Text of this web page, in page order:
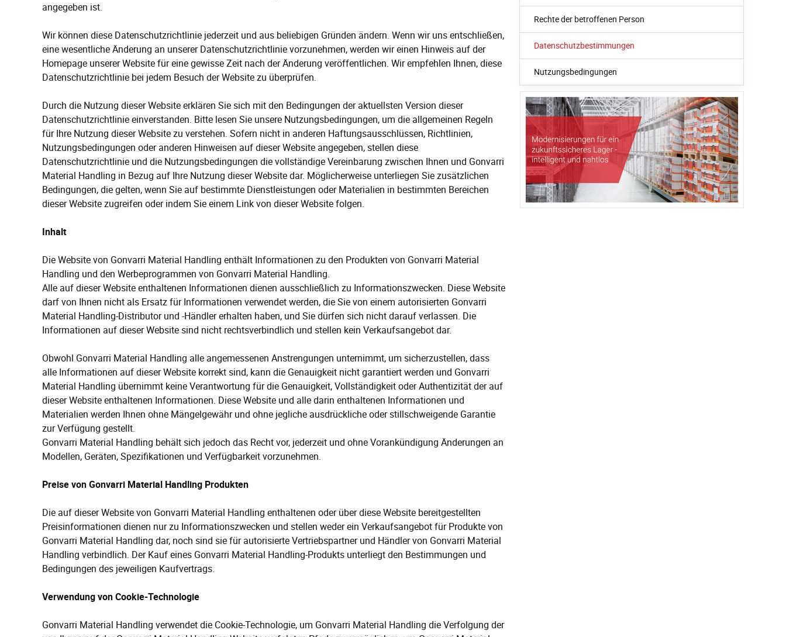
angegeben ist.
Wir können diese Datenschutzrichtlinie jederzeit und aus beliebigen Gründen ändern. Wenn wir uns entschließen,
eine wesentliche Änderung an unserer Datenschutzrichtlinie vorzunehmen, werden wir einen Hinweis auf der
Homepage unserer Website für eine gewisse Zeit nach der Änderung veröffentlichen. Wir empfehlen Ihnen, diese
Datenschutzrichtlinie bei jedem Besuch der Website zu überprüfen.
Durch die Nutzung dieser Website erklären Sie sich mit den Bedingungen der aktuellsten Version dieser
Datenschutzrichtlinie einverstanden. Bitte lesen Sie unsere Nutzungsbedingungen, um die allgemeinen Regeln
für Ihre Nutzung dieser Website zu verstehen. Sofern nicht in anderen Haftungsausschlüssen, Richtlinien,
Nutzungsbedingungen oder anderen Hinweisen auf dieser Website angegeben, stellen diese
Datenschutzrichtlinie und die Nutzungsbedingungen die vollständige Vereinbarung zwischen Ihnen und Gonvarri
Material Handling in Bezug auf Ihre Nutzung dieser Website dar. Möglicherweise unterliegen Sie zusätzlichen
Bedingungen, die gelten, wenn Sie auf bestimmte Dienstleistungen oder Materialien in bestimmten Bereichen
dieser Website zugreifen oder indem Sie einem Link von dieser Website folgen.
Inhalt
Die Website von Gonvarri Material Handling enthält Informationen zu den Produkten von Gonvarri Material
Handling und den Werbeprogrammen von Gonvarri Material Handling.
Alle auf dieser Website enthaltenen Informationen dienen ausschließlich zu Informationszwecken. Diese Website
darf von Ihnen nicht als Ersatz für Informationen verwendet werden, die Sie von einem autorisierten Gonvarri
Material Handling-Distributor und -Händler erhalten haben, und Sie dürfen sich nicht darauf verlassen. Die
Informationen auf dieser Website sind nicht rechtsverbindlich und stellen kein Verkaufsangebot dar.
Obwohl Gonvarri Material Handling alle angemessenen Anstrengungen unternimmt, um sicherzustellen, dass
alle Informationen auf dieser Website korrekt sind, kann die Genauigkeit nicht garantiert werden und Gonvarri
Material Handling übernimmt keine Verantwortung für die Genauigkeit, Vollständigkeit oder Authentizität der auf
dieser Website enthaltenen Informationen. Diese Website und alle darin enthaltenen Informationen und
Materialien werden Ihnen ohne Mängelgewähr und ohne jegliche ausdrückliche oder stillschweigende Garantie
zur Verfügung gestellt.
Gonvarri Material Handling behält sich jedoch das Recht vor, jederzeit und ohne Vorankündigung Änderungen an
Modellen, Geräten, Spezifikationen und Verfügbarkeit vorzunehmen.
Preise von Gonvarri Material Handling Produkten
Die auf dieser Website von Gonvarri Material Handling enthaltenen oder über diese Website bereitgestellten
Preisinformationen dienen nur zu Informationszwecken und stellen weder ein Verkaufsangebot für Produkte von
Gonvarri Material Handling dar, noch sind sie für autorisierte Vertriebspartner und Händler von Gonvarri Material
Handling verbindlich. Der Kauf eines Gonvarri Material Handling-Produkts unterliegt den Bestimmungen und
Bedingungen des jeweiligen Kaufvertrags.
Verwendung von Cookie-Technologie
Gonvarri Material Handling verwendet die Cookie-Technologie, um Gonvarri Material Handling die Verfolgung der
Rechte der betroffenen Person
Datenschutzbestimmungen
Nutzungsbedingungen